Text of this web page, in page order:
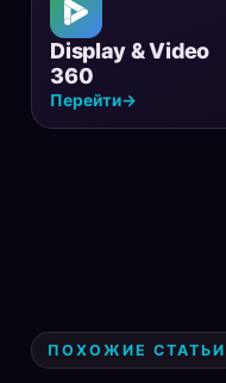
Display & Video
360
Перейти→
ПОХОЖИЕ СТАТЬИ